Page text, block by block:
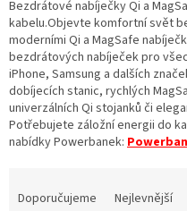
Bezdrátové nabíječky Qi a
kabelu.Objevte komfortní svět
moderními Qi a MagSafe
bezdrátových nabíječek pro
iPhone, Samsung a dalších
dobíjecích stanic, rychlých
univerzálních Qi stojanků či
Potřebujete záložní energii do
nabídky Powerbanek:
Doporučujeme Nejlevnější